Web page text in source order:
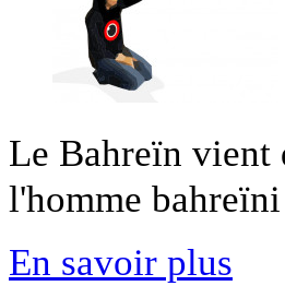
Le Bahreïn vient
l'homme
En savoir plus